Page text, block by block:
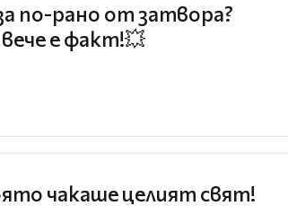
по-рано от затвора?
е факт!💥
чакаше целият свят!